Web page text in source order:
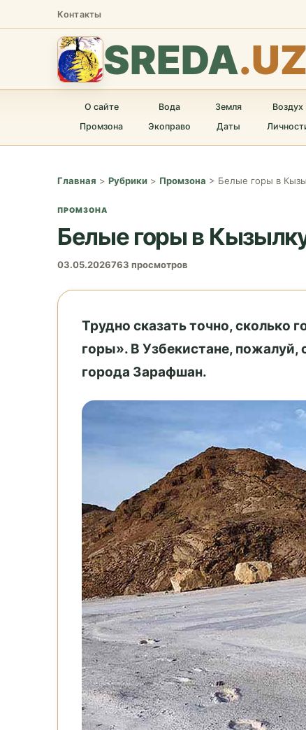
Контакты
SREDA.UZ
О сайте Вода Земля Воздух
Промзона
Экоправо Даты
Главная > Рубрики > Промзона > Белые горы в
ПРОМЗОНА
Белые горы в
03.05.2026763 просмотров
Трудно сказать точно, сколько
горы». В Узбекистане,
города Зарафшан.